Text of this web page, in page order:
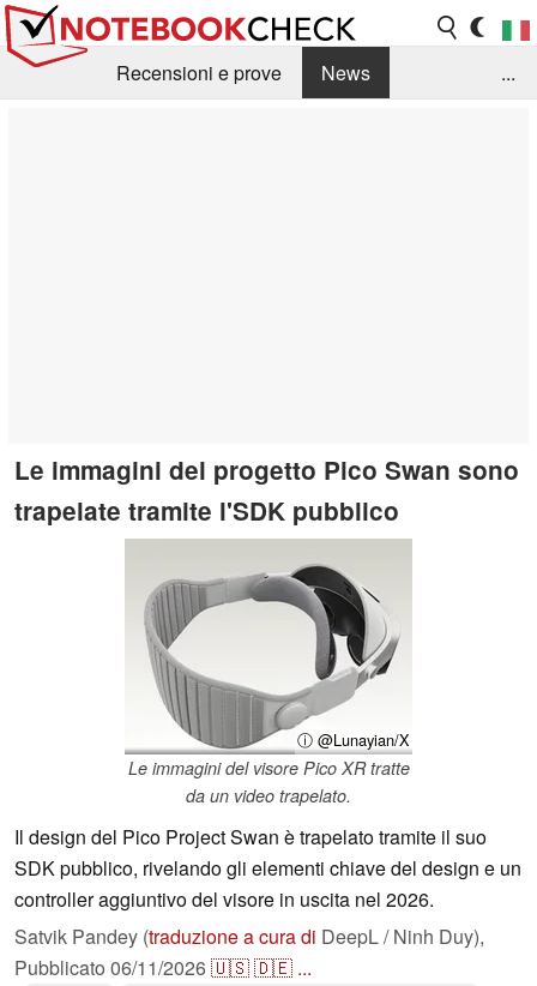
Recensioni e prove
News
...
Le immagini del progetto Pico Swan sono
trapelate tramite l'SDK pubblico
ⓘ @Lunayian/X
Le immagini del visore Pico XR tratte
da un video trapelato.
Il design del Pico Project Swan è trapelato tramite il suo
SDK pubblico, rivelando gli elementi chiave del design e un
controller aggiuntivo del visore in uscita nel 2026.
Satvik Pandey (traduzione a cura di DeepL / Ninh Duy),
Pubblicato 06/11/2026🇺🇸🇩🇪 ...